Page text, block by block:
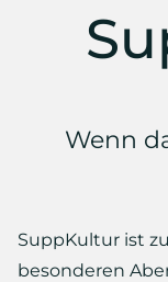
Wenn
SuppKultur ist
besonderen